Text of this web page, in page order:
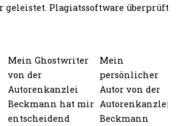
geleistet. Plagiatssoftware überprüft
Mein Ghostwriter
von der
Autorenkanzlei
Beckmann hat mir
entscheidend
Mein
persönlicher
Autor von der
Autorenkanzlei
Beckmann